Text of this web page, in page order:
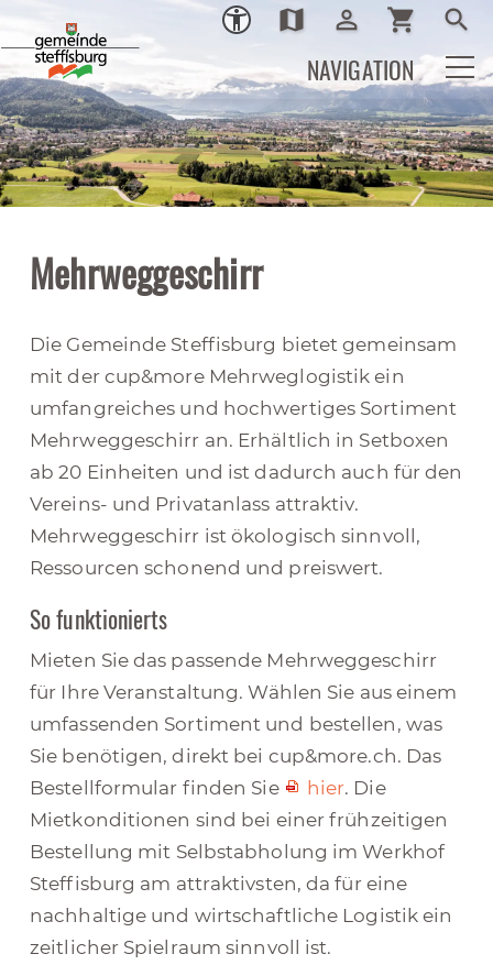
Ortsplan
map Login
person_outline shopping_cart search
NAVIGATION
Mehrweggeschirr
Die Gemeinde Steffisburg bietet gemeinsam
mit der cup&more Mehrweglogistik ein
umfangreiches und hochwertiges Sortiment
Mehrweggeschirr an. Erhältlich in Setboxen
ab 20 Einheiten und ist dadurch auch für den
Vereins- und Privatanlass attraktiv.
Mehrweggeschirr ist ökologisch sinnvoll,
Ressourcen schonend und preiswert.
So funktionierts
Mieten Sie das passende Mehrweggeschirr
für Ihre Veranstaltung. Wählen Sie aus einem
umfassenden Sortiment und bestellen, was
Sie benötigen, direkt bei cup&more.ch. Das
Bestellformular finden Sie
hier. Die
Mietkonditionen sind bei einer frühzeitigen
Bestellung mit Selbstabholung im Werkhof
Steffisburg am attraktivsten, da für eine
nachhaltige und wirtschaftliche Logistik ein
zeitlicher Spielraum sinnvoll ist.